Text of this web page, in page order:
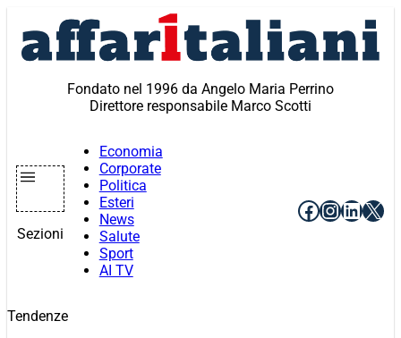
contenuto
Fondato nel 1996 da Angelo Maria Perrino
Direttore responsabile Marco Scotti
Sezioni
Economia
Corporate
Politica
Esteri
News
Salute
Sport
AI TV
Facebook
X
Tendenze